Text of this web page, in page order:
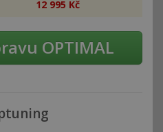
12 995 Kč
OPTIMAL